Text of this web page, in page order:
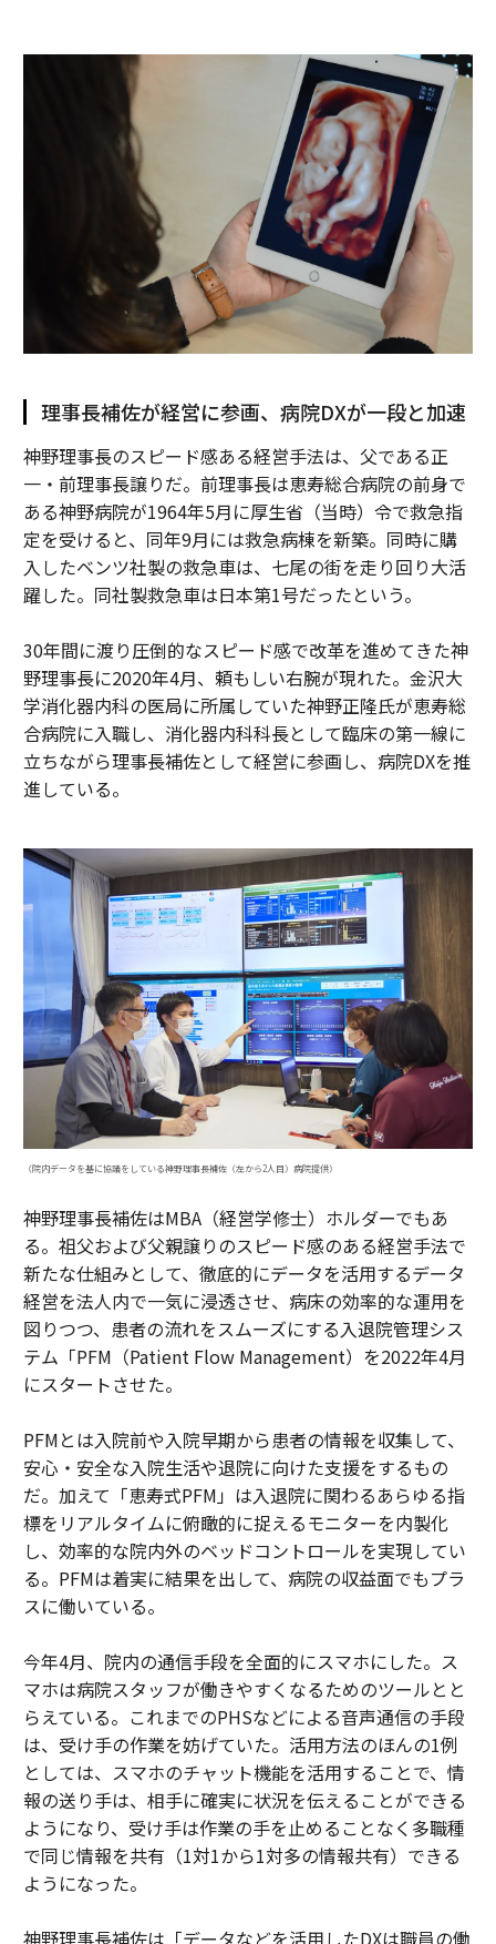
理事長補佐が経営に参画、病院DXが一段と加速
神野理事長のスピード感ある経営手法は、父である正
一・前理事長譲りだ。前理事長は恵寿総合病院の前身で
ある神野病院が1964年5月に厚生省（当時）令で救急指
定を受けると、同年9月には救急病棟を新築。同時に購
入したベンツ社製の救急車は、七尾の街を走り回り大活
躍した。同社製救急車は日本第1号だったという。
30年間に渡り圧倒的なスピード感で改革を進めてきた神
野理事長に2020年4月、頼もしい右腕が現れた。金沢大
学消化器内科の医局に所属していた神野正隆氏が恵寿総
合病院に入職し、消化器内科科長として臨床の第一線に
立ちながら理事長補佐として経営に参画し、病院DXを推
進している。
（院内データを基に協議をしている神野理事長補佐（左から2人目）病院提供）
神野理事長補佐はMBA（経営学修士）ホルダーでもあ
る。祖父および父親譲りのスピード感のある経営手法で
新たな仕組みとして、徹底的にデータを活用するデータ
経営を法人内で一気に浸透させ、病床の効率的な運用を
図りつつ、患者の流れをスムーズにする入退院管理シス
テム「PFM（Patient Flow Management）を2022年4月
にスタートさせた。
PFMとは入院前や入院早期から患者の情報を収集して、
安心・安全な入院生活や退院に向けた支援をするもの
だ。加えて「恵寿式PFM」は入退院に関わるあらゆる指
標をリアルタイムに俯瞰的に捉えるモニターを内製化
し、効率的な院内外のベッドコントロールを実現してい
る。PFMは着実に結果を出して、病院の収益面でもプラ
スに働いている。
今年4月、院内の通信手段を全面的にスマホにした。ス
マホは病院スタッフが働きやすくなるためのツールとと
らえている。これまでのPHSなどによる音声通信の手段
は、受け手の作業を妨げていた。活用方法のほんの1例
としては、スマホのチャット機能を活用することで、情
報の送り手は、相手に確実に状況を伝えることができる
ようになり、受け手は作業の手を止めることなく多職種
で同じ情報を共有（1対1から1対多の情報共有）できる
ようになった。
神野理事長補佐は「データなどを活用したDXは職員の働